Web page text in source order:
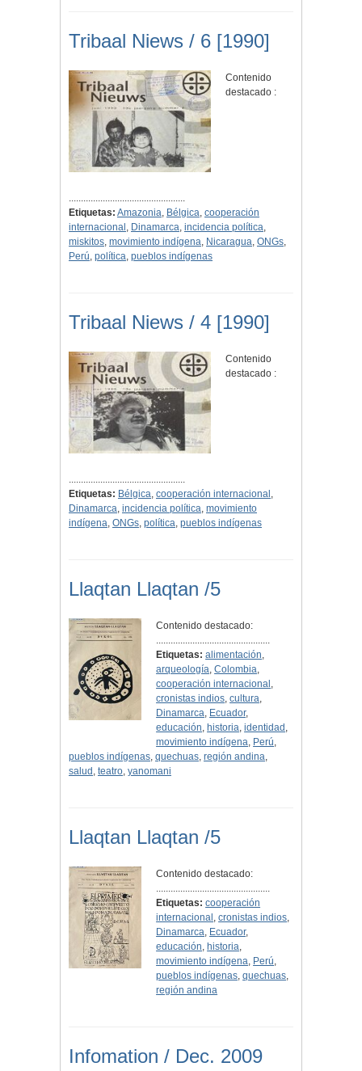
Tribaal Niews / 6 [1990]
Contenido
destacado :
................................................
Etiquetas: Amazonia, Bélgica, cooperación
internacional , Dinamarca, incidencia política,
miskitos, movimiento indígena, Nicaragua, ONGs,
Perú, política, pueblos indígenas
Tribaal Niews / 4 [1990]
Contenido
destacado :
................................................
Etiquetas: Bélgica, cooperación internacional ,
Dinamarca, incidencia política, movimiento
indígena, ONGs, política, pueblos indígenas
Llaqtan Llaqtan /5
Contenido destacado:
...............................................
Etiquetas: alimentación,
arqueología,Colombia,
cooperación internacional ,
cronistas indios,cultura,
Dinamarca, Ecuador,
educación, historia,identidad ,
movimiento indígena, Perú,
pueblos indígenas, quechuas, región andina,
salud , teatro, yanomani
Llaqtan Llaqtan /5
Contenido destacado:
...............................................
Etiquetas: cooperación
internacional ,cronistas indios,
Dinamarca, Ecuador,
educación, historia,
movimiento indígena, Perú,
pueblos indígenas,quechuas,
región andina
Infomation / Dec. 2009